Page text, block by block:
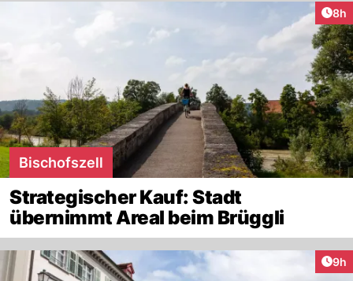
8h
Bischofszell
Strategischer Kauf: Stadt
übernimmt Areal beim Brüggli
9h